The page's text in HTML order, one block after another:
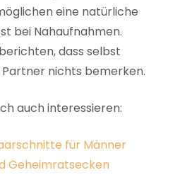
eine natürliche
bei Nahaufnahmen.
dass selbst
nichts bemerken.
auch interessieren:
für Männer
Geheimratsecken